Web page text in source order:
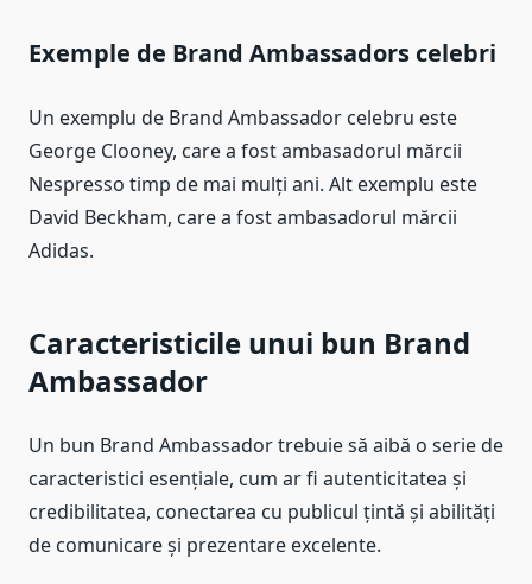
Exemple de Brand Ambassadors celebri
Un exemplu de Brand Ambassador celebru este
George Clooney, care a fost ambasadorul mărcii
Nespresso timp de mai mulți ani. Alt exemplu este
David Beckham, care a fost ambasadorul mărcii
Adidas.
Caracteristicile unui bun Brand
Ambassador
Un bun Brand Ambassador trebuie să aibă o serie de
caracteristici esențiale, cum ar fi autenticitatea și
credibilitatea, conectarea cu publicul țintă și abilități
de comunicare și prezentare excelente.